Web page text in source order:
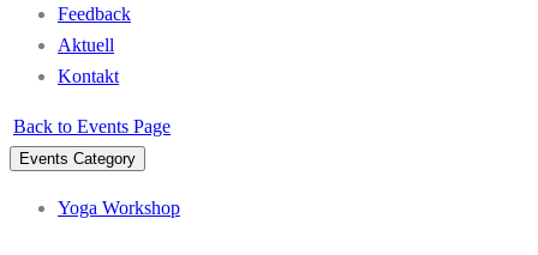
Feedback
Aktuell
Kontakt
Back to Events Page
Events Category
Yoga Workshop